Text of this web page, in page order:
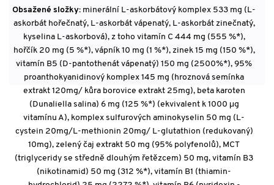
Obsažené složky: minerální L-askorbátový komplex 533 mg (L-
askorbát hořečnatý, L-askorbát vápenatý, L-askorbát zinečnatý,
kyselina L-askorbová), z toho vitamín C 444 mg (555 %*),
hořčík 20 mg (5 %*), vápník 10 mg (1 %*), zinek 15 mg (150 %*),
vitamín B5 (D-pantothenát vápenatý) 150 mg (2500%*), 95%
proanthokyanidinový komplex 145 mg (hroznová semínka
extrakt 120mg/ kůra borovice extrakt 25mg), beta karoten
(Dunaliella salina) 6 mg (125 %*) (ekvivalent k 1000 μg
vitamínu A), komplex sulfurových aminokyselin 50 mg (L-
cystein 20mg/L-methionin 20mg/ L-glutathion (redukovaný)
10mg), zelený čaj extrakt 50 mg (95% polyfenolů), MCT
(triglyceridy se středně dlouhým řetězcem) 50 mg, vitamín B3
(nikotinamid) 50 mg (312 %*), vitamín B1 (thiamin-